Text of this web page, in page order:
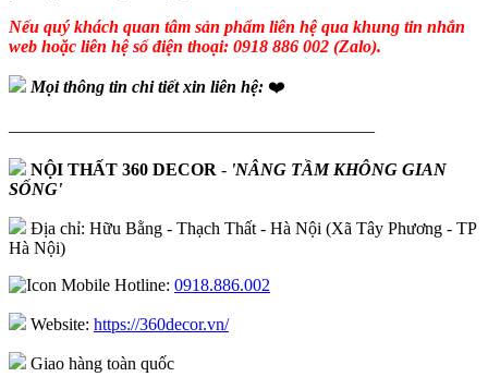
Nếu quý khách quan tâm sản phẩm liên hệ qua khung tin nhắn
web hoặc liên hệ số điện thoại: 0918 886 002 (Zalo).
Mọi thông tin chi tiết xin liên hệ: ❤️
—————————————————————
NỘI THẤT 360 DECOR - 'NÂNG TẦM KHÔNG GIAN
SỐNG'
Địa chỉ: Hữu Bằng - Thạch Thất - Hà Nội (Xã Tây Phương - TP
Hà Nội)
Hotline: 0918.886.002
Website: https://360decor.vn/
Giao hàng toàn quốc